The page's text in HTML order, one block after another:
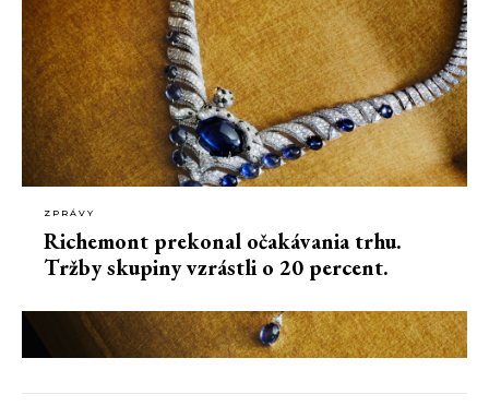
ZPRÁVY
Richemont prekonal očakávania trhu.
Tržby skupiny vzrástli o 20 percent.